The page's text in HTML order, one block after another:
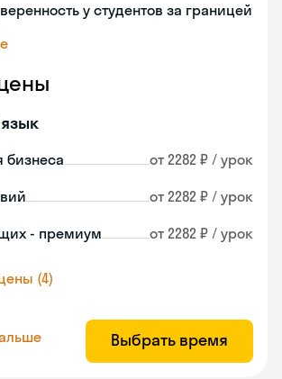
у студентов за границей
бизнеса от 2282 ₽ / урок
от 2282 ₽ / урок
- премиум от 2282 ₽ / урок
(4)
Выбрать время